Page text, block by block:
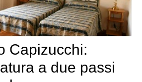
Capizucchi:
a due passi